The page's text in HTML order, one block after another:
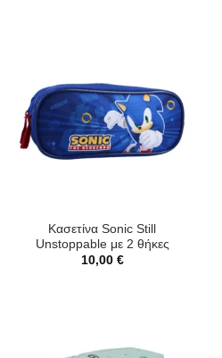
Κασετίνα Sonic Still
Unstoppable με 2 θήκες
10,00 €